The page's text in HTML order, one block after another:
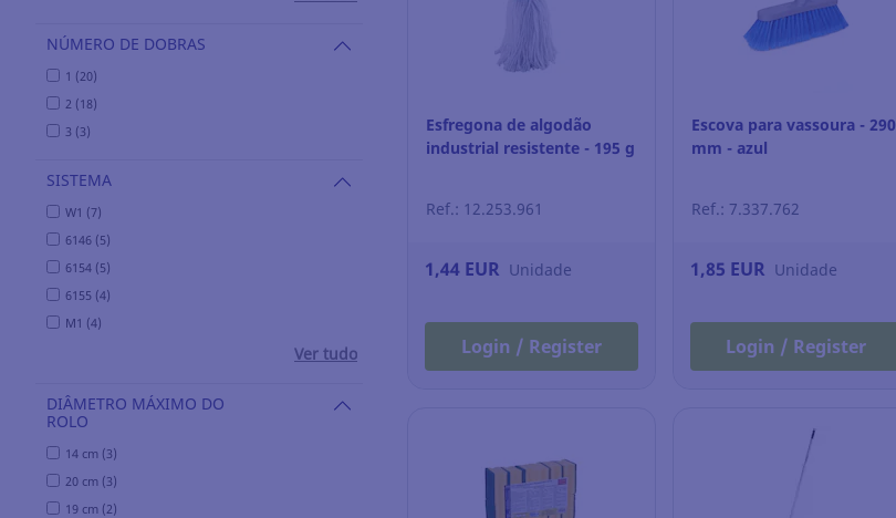
NÚMERO DE DOBRAS
1 (20)
2 (18)
3 (3)
SISTEMA
W1 (7)
6146 (5)
6154 (5)
6155 (4)
M1 (4)
Ver tudo
DIÂMETRO MÁXIMO DO
ROLO
14 cm (3)
20 cm (3)
19 cm (2)
Esfregona de algodão
industrial resistente - 195 g
Ref.: 12.253.961
1,44 EUR Unidade
Login / Register
Escova para vassoura - 290
mm - azul
Ref.: 7.337.762
1,85 EUR Unidade
Login / Register